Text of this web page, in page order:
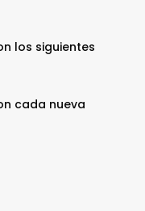
los siguientes
cada nueva